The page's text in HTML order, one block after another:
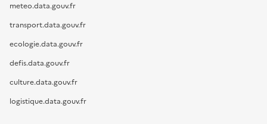
meteo.data.gouv.fr
transport.data.gouv.fr
ecologie.data.gouv.fr
defis.data.gouv.fr
culture.data.gouv.fr
logistique.data.gouv.fr